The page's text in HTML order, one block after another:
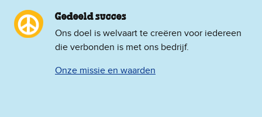
Gedeeld succes
Ons doel is welvaart te creëren voor iedereen
die verbonden is met ons bedrijf.
Onze missie en waarden